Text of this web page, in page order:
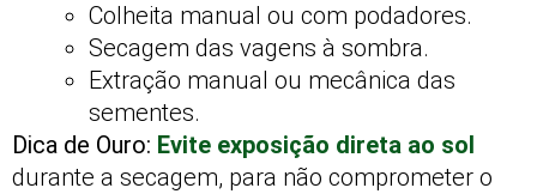
Colheita manual ou com podadores.
Secagem das vagens à sombra.
Extração manual ou mecânica das
sementes.
Dica de Ouro: Evite exposição direta ao sol
durante a secagem, para não comprometer o